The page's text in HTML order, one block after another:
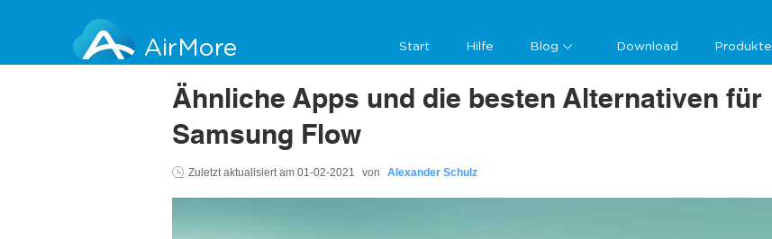
AirMore Start Hilfe Blog Download Produkte
Ähnliche Apps und die besten Alternativen für
Samsung Flow
Zuletzt aktualisiert am 01-02-2021 von Alexander Schulz